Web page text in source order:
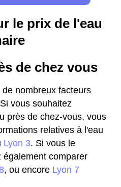
le prix de l'eau
de chez vous
nombreux facteurs
vous souhaitez
près de chez-vous, vous
relatives à l'eau
Lyon 3. Si vous le
comparer
, ou encore Lyon 7